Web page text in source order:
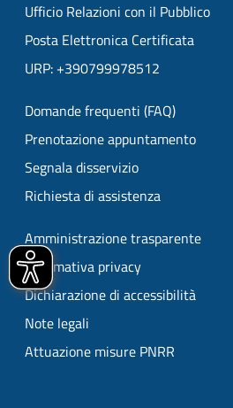
Ufficio Relazioni con il Pubblico
Posta Elettronica Certificata
URP: +390799978512
Domande frequenti (FAQ)
Prenotazione appuntamento
Segnala disservizio
Richiesta di assistenza
Amministrazione trasparente
Informativa privacy
Dichiarazione di accessibilità
Note legali
Attuazione misure PNRR